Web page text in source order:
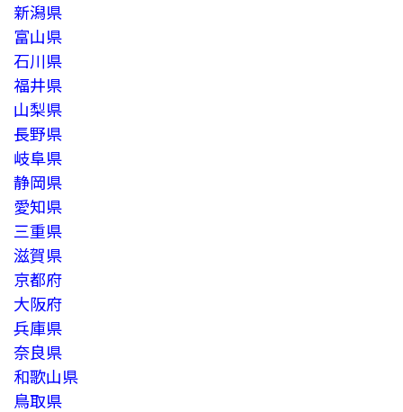
新潟県
富山県
石川県
福井県
山梨県
長野県
岐阜県
静岡県
愛知県
三重県
滋賀県
京都府
大阪府
兵庫県
奈良県
和歌山県
鳥取県